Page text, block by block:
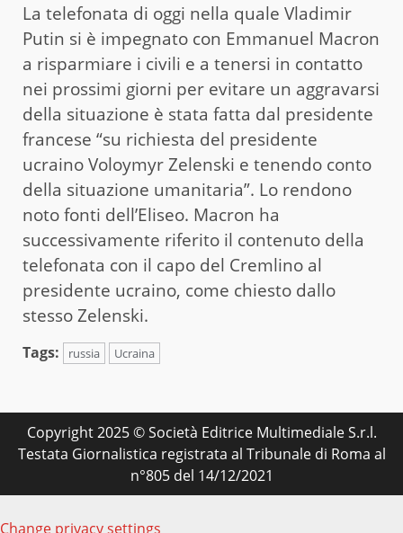
La telefonata di oggi nella quale Vladimir
Putin si è impegnato con Emmanuel Macron
a risparmiare i civili e a tenersi in contatto
nei prossimi giorni per evitare un aggravarsi
della situazione è stata fatta dal presidente
francese “su richiesta del presidente
ucraino Voloymyr Zelenski e tenendo conto
della situazione umanitaria”. Lo rendono
noto fonti dell’Eliseo. Macron ha
successivamente riferito il contenuto della
telefonata con il capo del Cremlino al
presidente ucraino, come chiesto dallo
stesso Zelenski.
Tags: russia Ucraina
Copyright 2025 © Società Editrice Multimediale S.r.l.
Testata Giornalistica registrata al Tribunale di Roma al
n°805 del 14/12/2021
Change privacy settings